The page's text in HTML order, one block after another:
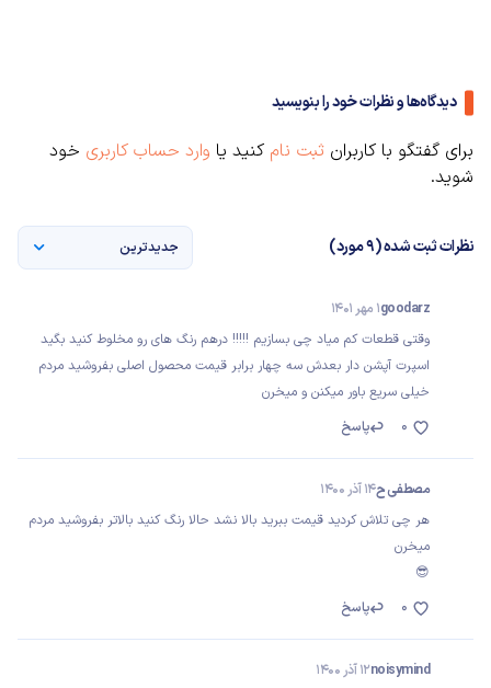
دیدگاه‌ها و نظرات خود را بنویسید
برای گفتگو با کاربران ثبت نام کنید یا وارد حساب کاربری خود
شوید.
نظرات ثبت شده (9 مورد) جدیدترین
goodarz1 مهر 1401
وقتی قطعات کم میاد چی بسازیم !!!!! درهم رنگ های رو مخلوط کنید بگید
اسپرت آپشن دار بعدش سه چهار برابر قیمت محصول اصلی بفروشید مردم
خیلی سریع باور میکنن و میخرن
پاسخ
0
مصطفی ح14 آذر 1400
هر چی تلاش کردید قیمت ببرید بالا نشد حالا رنگ کنید بالاتر بفروشید مردم
میخرن
😎
پاسخ
0
noisymind12 آذر 1400